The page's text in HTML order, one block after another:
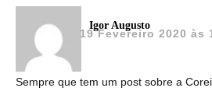
Igor Augusto
19 Fevereiro 2020 às
Sempre que tem um post sobre a